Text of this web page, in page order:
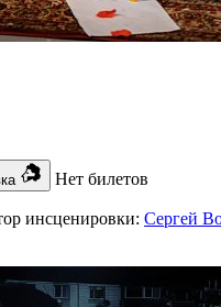
Нет билетов
инсценировки: Сергей